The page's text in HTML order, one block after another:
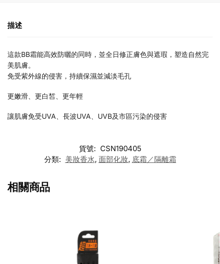
描述
這款BB霜能高效防曬的同時，並全日修正膚色與遮瑕，塑造自然完
美肌膚。
免受紫外線的侵害，持續保濕並減淡毛孔
更嫩滑、更白皙、更年輕
讓肌膚免受UVA、長波UVA、UVB及市區污染的侵害
貨號: CSN190405
分類: 美妝香水, 面部化妝, 底霜／隔離霜
相關商品